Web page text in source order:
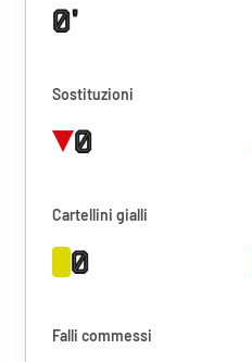
0'
Sostituzioni
0
Cartellini gialli
0
Falli commessi